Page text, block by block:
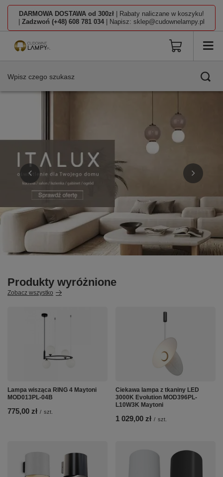
DARMOWA DOSTAWA od 300zł | Rabaty naliczane w koszyku!
Zadzwoń (+48) 608 781 034 | Napisz: sklep@cudownelampy.pl
Produkty wyróżnione
Zobacz wszystko
Lampa wisząca RING 4 Maytoni
MOD013PL-04B
775,00 zł / szt.
Ciekawa lampa z tkaniny LED
3000K Evolution MOD396PL-
L10W3K Maytoni
1 029,00 zł / szt.